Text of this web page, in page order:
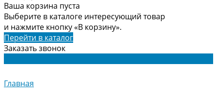
Ваша корзина пуста
Выберите в каталоге интересующий товар
и нажмите кнопку «В корзину».
Перейти в каталог
Заказать звонок
Главная